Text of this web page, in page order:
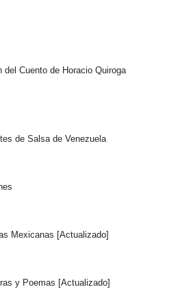
Cuento de Horacio Quiroga
de Salsa de Venezuela
Mexicanas [Actualizado]
y Poemas [Actualizado]